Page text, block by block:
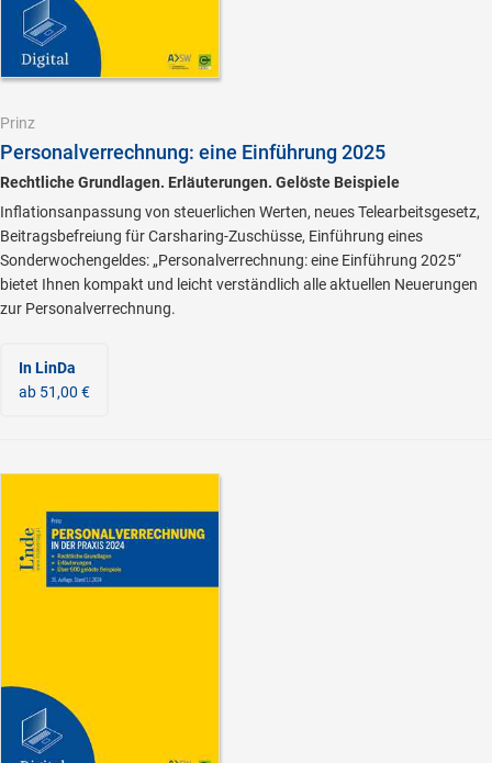
Prinz
Personalverrechnung: eine Einführung 2025
Rechtliche Grundlagen. Erläuterungen. Gelöste Beispiele
Inflationsanpassung von steuerlichen Werten, neues Telearbeitsgesetz,
Beitragsbefreiung für Carsharing-Zuschüsse, Einführung eines
Sonderwochengeldes: „Personalverrechnung: eine Einführung 2025“
bietet Ihnen kompakt und leicht verständlich alle aktuellen Neuerungen
zur Personalverrechnung.
In LinDa
ab 51,00 €